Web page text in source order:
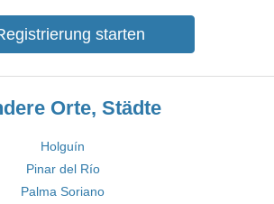
starten
Orte, Städte
Holguín
Pinar del Río
Palma Soriano